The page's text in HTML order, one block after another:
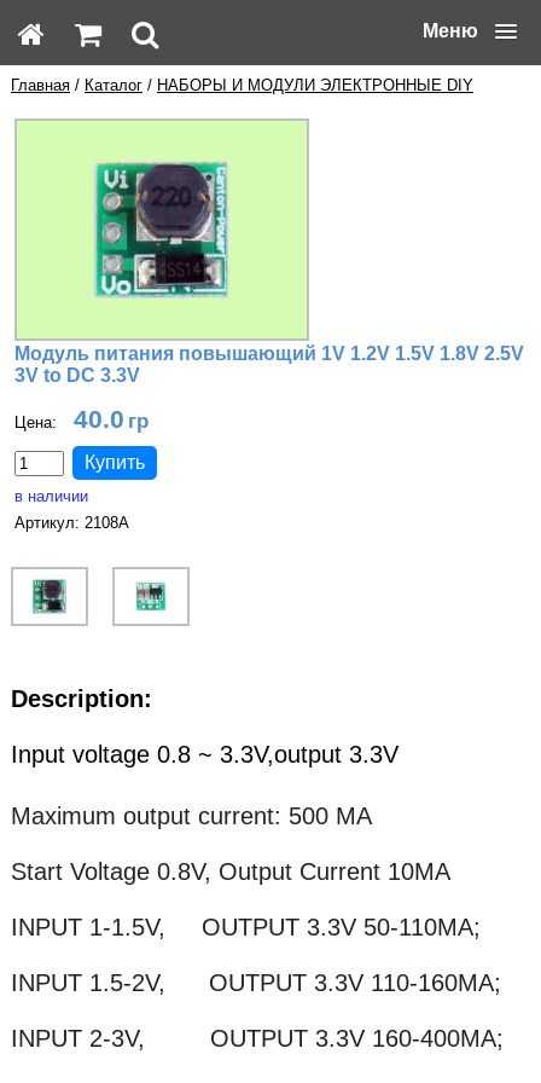
Меню
Главная/ Каталог/ НАБОРЫ И МОДУЛИ ЭЛЕКТРОННЫЕ DIY
Модуль питания повышающий 1V 1.2V 1.5V 1.8V 2.5V
3V to DC 3.3V
Цена: 40.0
в наличии
Артикул: 2108A
Description:
Input voltage 0.8 ~ 3.3V,output 3.3V
Maximum output current: 500 MA
Start Voltage 0.8V, Output Current 10MA
INPUT 1-1.5V, OUTPUT 3.3V 50-110MA;
INPUT 1.5-2V, OUTPUT 3.3V 110-160MA;
INPUT 2-3V, OUTPUT 3.3V 160-400MA;